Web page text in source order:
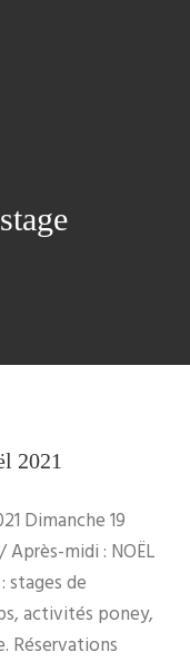
2021
Dimanche 19
Après-midi : NOËL
stages de
activités poney,
Réservations